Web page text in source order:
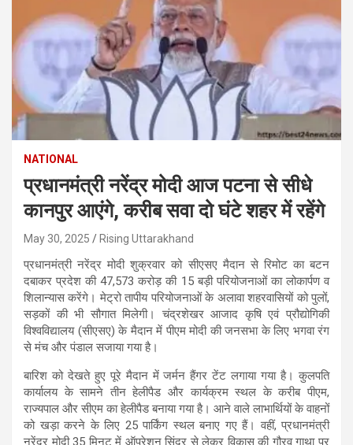
NATIONAL
प्रधानमंत्री नरेंद्र मोदी आज पटना से सीधे
कानपुर आएंगे, करीब सवा दो घंटे शहर में रहेंगे
May 30, 2025 Rising Uttarakhand
प्रधानमंत्री नरेंद्र मोदी शुक्रवार को सीएसए मैदान से रिमोट का बटन
दबाकर प्रदेश की 47,573 करोड़ की 15 बड़ी परियोजनाओं का लोकार्पण व
शिलान्यास करेंगे। मेट्रो तापीय परियोजनाओं के अलावा शहरवासियों को पुलों,
सड़कों की भी सौगात मिलेगी। चंद्रशेखर आजाद कृषि एवं प्रौद्योगिकी
विश्वविद्यालय (सीएसए) के मैदान में पीएम मोदी की जनसभा के लिए भगवा रंग
से मंच और पंडाल सजाया गया है।
बारिश को देखते हुए पूरे मैदान में जर्मन हैंगर टेंट लगाया गया है। कुलपति
कार्यालय के सामने तीन हेलीपैड और कार्यक्रम स्थल के करीब पीएम,
राज्यपाल और सीएम का हेलीपैड बनाया गया है। आने वाले लाभार्थियों के वाहनों
को खड़ा करने के लिए 25 पार्किंग स्थल बनाए गए हैं। वहीं, प्रधानमंत्री
नरेंद्र मोदी 35 मिनट में ऑपरेशन सिंदूर से लेकर विकास की गौरव गाथा पर